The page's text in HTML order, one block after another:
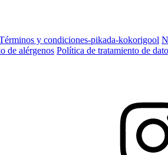
y condiciones-pikada-kokorigool
de alérgenos Política de tratamiento de